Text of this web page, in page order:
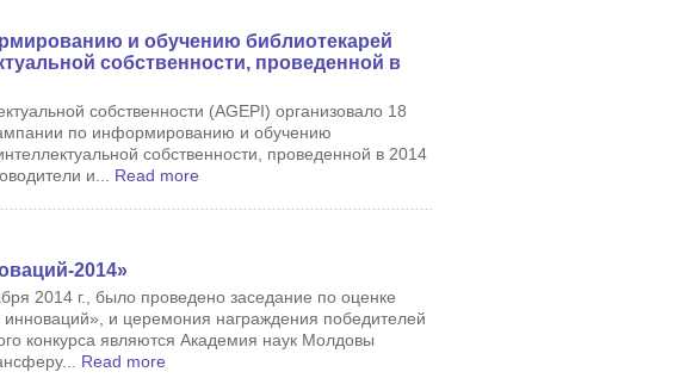
и обучению библиотекарей
собственности, проведенной в
собственности (AGEPI) организовало 18
по информированию и обучению
собственности, проведенной в 2014
и... Read more
2014»
2014 г., было проведено заседание по оценке
инноваций», и церемония награждения победителей
конкурса являются Академия наук Молдовы
Read more